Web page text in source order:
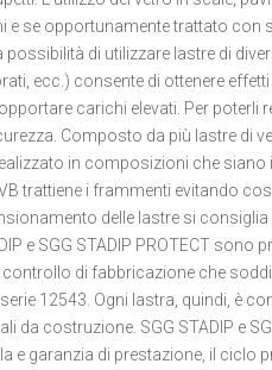
e se opportunamente trattato con
di utilizzare lastre di
ecc.) consente di ottenere effetti
carichi elevati. Per poterli
Composto da più lastre di
in composizioni che siano
trattiene i frammenti evitando
delle lastre si consiglia
e SGG STADIP PROTECT sono
di fabbricazione che
12543. Ogni lastra, quindi, è
da costruzione. SGG STADIP e
e garanzia di prestazione, il ciclo